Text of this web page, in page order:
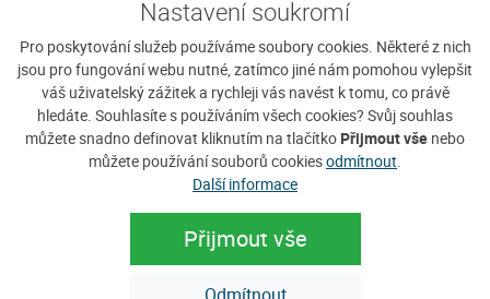
Nastavení soukromí
Pro poskytování služeb používáme soubory cookies. Některé z nich
jsou pro fungování webu nutné, zatímco jiné nám pomohou vylepšit
váš uživatelský zážitek a rychleji vás navést k tomu, co právě
hledáte. Souhlasíte s používáním všech cookies? Svůj souhlas
můžete snadno definovat kliknutím na tlačítko Přijmout vše nebo
můžete používání souborů cookiesodmítnout.
Další informace
Přijmout vše
- teorie (tipy na fotografování, vybavení) a diskuze
- procházka, fotografování krajiny
- možnosti úprav fotografií + praktická ukázka, diskuze nad
vytvořenými fotografiemi
- večeře
- fotografování západu slunce
Neděle, 26. 5. 2019
- budíček a příprava na ranní focení
- fotografování východu slunce